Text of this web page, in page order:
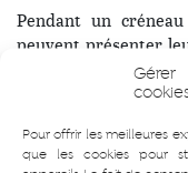
Gérer
Pour offrir les meilleures
que les cookies pour
Pendant un
peuvent présenter
artistique à
accompagnés dans
finalité de leurs